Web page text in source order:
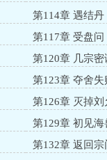
第114章 遇结丹
第117章 受盘问
第120章 几宗密
第123章 夺舍失
第126章 灭掉刘
第129章 初见海
第132章 返回宗